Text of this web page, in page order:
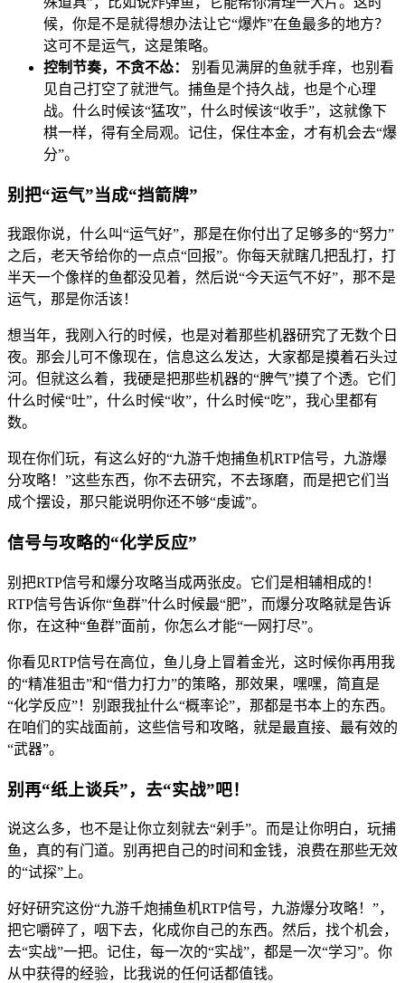
候，你是不是就得想办法让它“爆炸”在鱼最多的地方？
这可不是运气，这是策略。
控制节奏，不贪不怂：
别看见满屏的鱼就手痒，也别看
见自己打空了就泄气。捕鱼是个持久战，也是个心理
战。什么时候该“猛攻”，什么时候该“收手”，这就像下
棋一样，得有全局观。记住，保住本金，才有机会去“爆
分”。
别把“运气”当成“挡箭牌”
我跟你说，什么叫“运气好”，那是在你付出了足够多的“努力”
之后，老天爷给你的一点点“回报”。你每天就瞎几把乱打，打
半天一个像样的鱼都没见着，然后说“今天运气不好”，那不是
运气，那是你活该！
想当年，我刚入行的时候，也是对着那些机器研究了无数个日
夜。那会儿可不像现在，信息这么发达，大家都是摸着石头过
河。但就这么着，我硬是把那些机器的“脾气”摸了个透。它们
什么时候“吐”，什么时候“收”，什么时候“吃”，我心里都有
数。
现在你们玩，有这么好的“九游千炮捕鱼机RTP信号，九游爆
分攻略！”这些东西，你不去研究，不去琢磨，而是把它们当
成个摆设，那只能说明你还不够“虔诚”。
信号与攻略的“化学反应”
别把RTP信号和爆分攻略当成两张皮。它们是相辅相成的！
RTP信号告诉你“鱼群”什么时候最“肥”，而爆分攻略就是告诉
你，在这种“鱼群”面前，你怎么才能“一网打尽”。
你看见RTP信号在高位，鱼儿身上冒着金光，这时候你再用我
的“精准狙击”和“借力打力”的策略，那效果，嘿嘿，简直是
“化学反应”！别跟我扯什么“概率论”，那都是书本上的东西。
在咱们的实战面前，这些信号和攻略，就是最直接、最有效的
“武器”。
别再“纸上谈兵”，去“实战”吧！
说这么多，也不是让你立刻就去“剁手”。而是让你明白，玩捕
鱼，真的有门道。别再把自己的时间和金钱，浪费在那些无效
的“试探”上。
好好研究这份“九游千炮捕鱼机RTP信号，九游爆分攻略！”，
把它嚼碎了，咽下去，化成你自己的东西。然后，找个机会，
去“实战”一把。记住，每一次的“实战”，都是一次“学习”。你
从中获得的经验，比我说的任何话都值钱。